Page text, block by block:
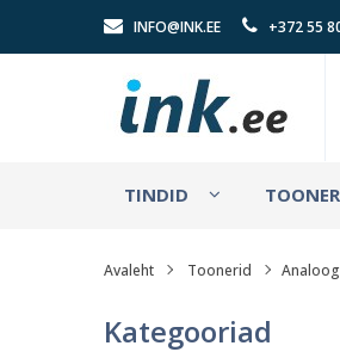
INFO@INK.EE +372 55
TINDID
Avaleht Toonerid
Kategooriad